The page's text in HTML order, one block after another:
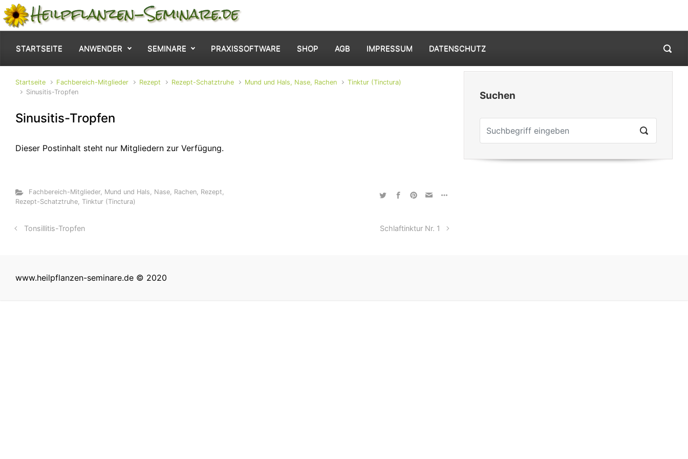
Zum Hauptinhalt springen
STARTSEITE ANWENDER SEMINARE PRAXISSOFTWARE SHOP AGB IMPRESSUM DATENSCHUTZ
Startseite Fachbereich-Mitglieder Rezept Rezept-Schatztruhe Mund und Hals, Nase, Rachen
Tinktur (Tinctura)
Sinusitis-Tropfen
Sinusitis-Tropfen
Dieser Postinhalt steht nur Mitgliedern zur Verfügung.
Fachbereich-Mitglieder, Mund und Hals, Nase, Rachen, Rezept,
Rezept-Schatztruhe, Tinktur (Tinctura)
Tonsillitis-Tropfen Schlaftinktur Nr. 1
Suchen
www.heilpflanzen-seminare.de © 2020